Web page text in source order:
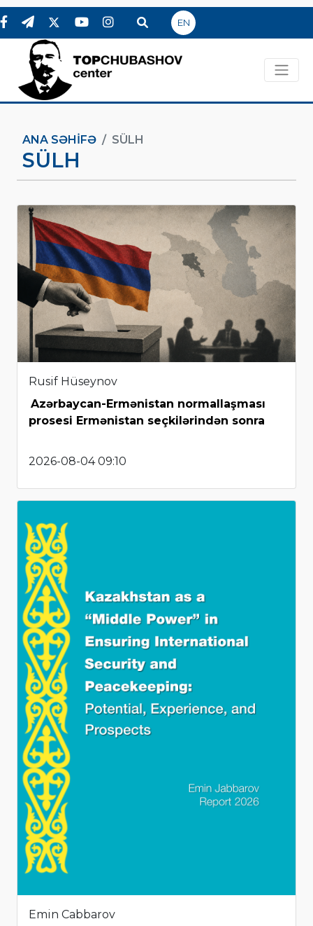
EN
ANA SƏHIFƏ SÜLH
SÜLH
Rusif Hüseynov
Azərbaycan-Ermənistan normallaşması
prosesi Ermənistan seçkilərindən sonra
2026-08-04 09:10
Emin Cabbarov